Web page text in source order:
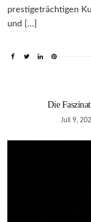
prestigeträchtigen
und […]
Die
Juli 9,